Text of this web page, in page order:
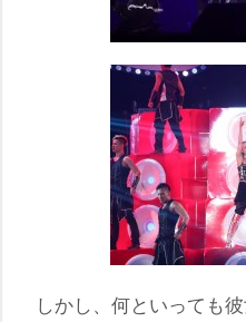
しかし、何といっても